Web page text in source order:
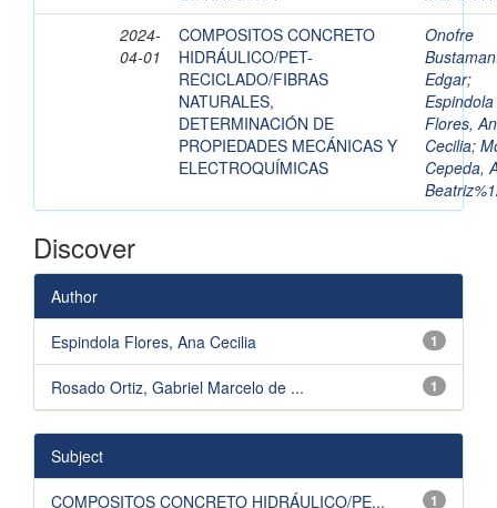
2024-
04-01
COMPOSITOS CONCRETO
HIDRÁULICO/PET-
RECICLADO/FIBRAS
NATURALES,
DETERMINACIÓN DE
PROPIEDADES MECÁNICAS Y
ELECTROQUÍMICAS
Onofre
Edgar;
Espindola
Flores,
Cecilia;
Cepeda,
Discover
Author
1
Espindola Flores, Ana Cecilia
1
Rosado Ortiz, Gabriel Marcelo de ...
Subject
1
COMPOSITOS CONCRETO HIDRÁULICO/PE...